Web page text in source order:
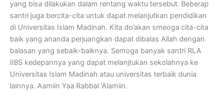
yang bisa dilakukan dalam rentang waktu tersebut. Beberap
santri juga bercita-cita untuk dapat melanjutkan pendidikan
di Universitas Islam Madinah. Kita do’akan smeoga cita-cita
baik yang ananda perjuangkan dapat dibalas Allah dengan
balasan yang sebaik-baiknya. Semoga banyak santri RLA
IIBS kedepannya yang dapat melanjtukan sekolahnya ke
Universitas Islam Madinah atau universitas terbaik dunia
lainnya. Aamiin Yaa Rabbal ‘Alamiin.